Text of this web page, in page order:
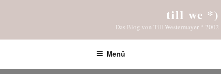
till we *)
Das Blog von Till Westermayer * 2002
Menü